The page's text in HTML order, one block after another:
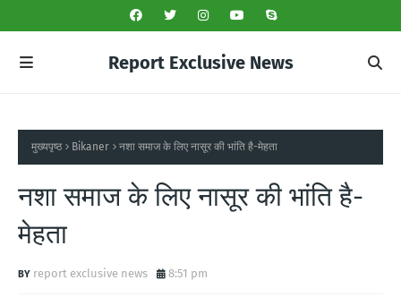
Report Exclusive News
मुख्यपृष्ठ Bikaner नशा समाज के लिए नासूर की भांति है-मेहता
नशा समाज के लिए नासूर की भांति है-
मेहता
report exclusive news 8:51 pm